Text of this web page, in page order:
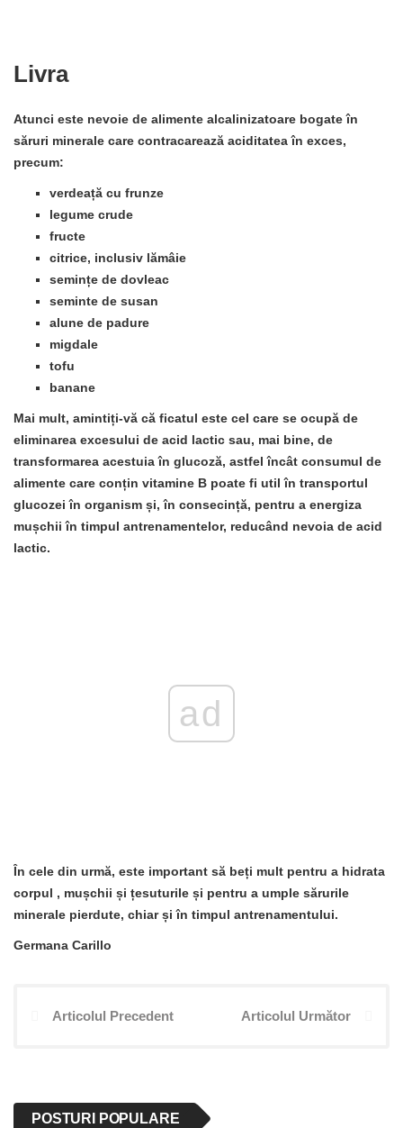
Livra
Atunci este nevoie de alimente alcalinizatoare bogate în
săruri minerale care contracarează aciditatea în exces,
precum:
verdeață cu frunze
legume crude
fructe
citrice, inclusiv lămâie
semințe de dovleac
seminte de susan
alune de padure
migdale
tofu
banane
Mai mult, amintiți-vă că ficatul este cel care se ocupă de
eliminarea excesului de acid lactic sau, mai bine, de
transformarea acestuia în glucoză, astfel încât consumul de
alimente care conțin vitamine B poate fi util în transportul
glucozei în organism și, în consecință, pentru a energiza
mușchii în timpul antrenamentelor, reducând nevoia de acid
lactic.
ad
În cele din urmă, este important să beți mult pentru a hidrata
corpul , mușchii și țesuturile și pentru a umple sărurile
minerale pierdute, chiar și în timpul antrenamentului.
Germana Carillo
Articolul Precedent Articolul Următor
POSTURI POPULARE